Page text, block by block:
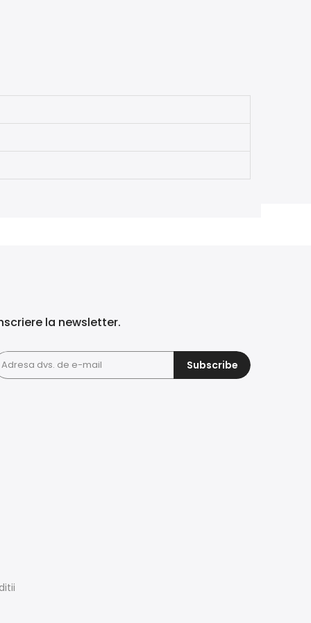
la newsletter.
Subscribe